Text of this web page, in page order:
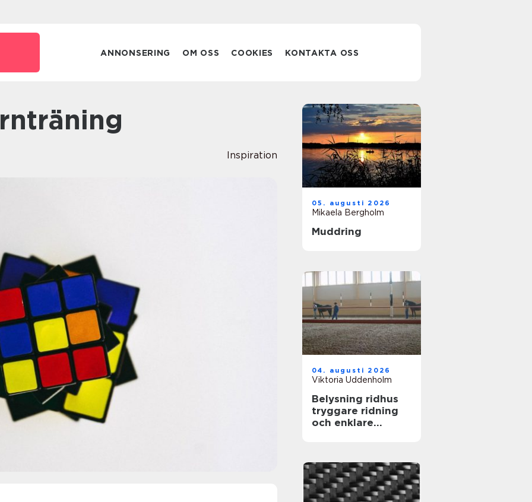
ANNONSERING OM OSS COOKIES KONTAKTA OSS
Inspiration
05. augusti 2026
Mikaela Bergholm
Muddring
04. augusti 2026
Viktoria Uddenholm
Belysning ridhus
tryggare ridning
och enklare